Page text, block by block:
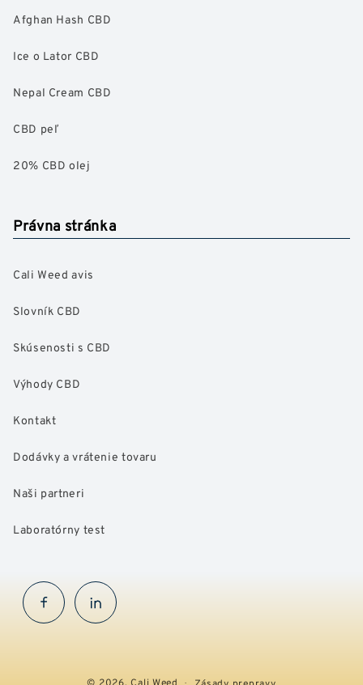
Afghan Hash CBD
Ice o Lator CBD
Nepal Cream CBD
CBD peľ
20% CBD olej
Právna stránka
Cali Weed avis
Slovník CBD
Skúsenosti s CBD
Výhody CBD
Kontakt
Dodávky a vrátenie tovaru
Naši partneri
Laboratórny test
FacebookInstaGram
© 2026,Cali Weed